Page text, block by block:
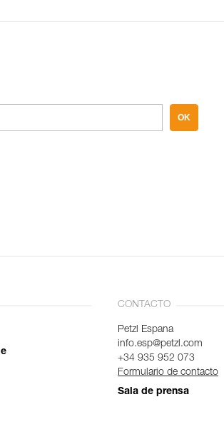
OK
CONTACTO
Petzl Espana
info.esp@petzl.com
+34 935 952 073
Formulario de contacto
Sala de prensa